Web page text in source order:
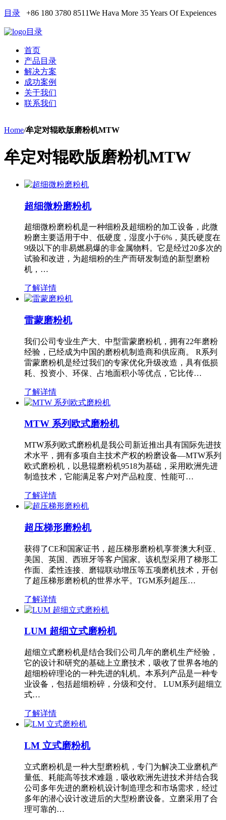
目录 +86 180 3780 8511We Hava More 35 Years Of Expeiences
目录
首页
产品目录
解决方案
成功案例
关于我们
联系我们
Home/牟定对辊欧版磨粉机MTW
牟定对辊欧版磨粉机MTW
超细微粉磨粉机
超细微粉磨粉机是一种细粉及超细粉的加工设备，此微
粉磨主要适用于中、低硬度，湿度小于6%，莫氏硬度在
9级以下的非易燃易爆的非金属物料。它是经过20多次的
试验和改进，为超细粉的生产而研发制造的新型磨粉
机，…
了解详情
雷蒙磨粉机
我们公司专业生产大、中型雷蒙磨粉机，拥有22年磨粉
经验，已经成为中国的磨粉机制造商和供应商。 R系列
雷蒙磨粉机是经过我们的专家优化升级改造，具有低损
耗、投资小、环保、占地面积小等优点，它比传…
了解详情
MTW 系列欧式磨粉机
MTW系列欧式磨粉机是我公司新近推出具有国际先进技
术水平，拥有多项自主技术产权的粉磨设备—MTW系列
欧式磨粉机，以悬辊磨粉机9518为基础，采用欧洲先进
制造技术，它能满足客户对产品粒度、性能可…
了解详情
超压梯形磨粉机
获得了CE和国家证书，超压梯形磨粉机享誉澳大利亚、
美国、英国、西班牙等客户国家。该机型采用了梯形工
作面、柔性连接、磨辊联动增压等五项磨机技术，开创
了超压梯形磨粉机的世界水平。TGM系列超压…
了解详情
LUM 超细立式磨粉机
超细立式磨粉机是结合我们公司几年的磨机生产经验，
它的设计和研究的基础上立磨技术，吸收了世界各地的
超细粉碎理论的一种先进的轧机。本系列产品是一种专
业设备，包括超细粉碎，分级和交付。 LUM系列超细立
式…
了解详情
LM 立式磨粉机
立式磨粉机是一种大型磨粉机，专门为解决工业磨机产
量低、耗能高等技术难题，吸收欧洲先进技术并结合我
公司多年先进的磨粉机设计制造理念和市场需求，经过
多年的潜心设计改进后的大型粉磨设备。立磨采用了合
理可靠的…